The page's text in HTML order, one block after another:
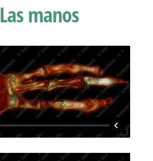
Las manos